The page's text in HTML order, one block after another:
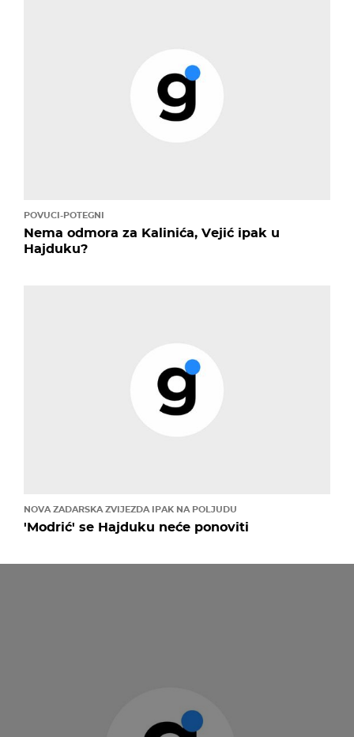
POVUCI-POTEGNI
Nema odmora za Kalinića, Vejić ipak u
Hajduku?
NOVA ZADARSKA ZVIJEZDA IPAK NA POLJUDU
'Modrić' se Hajduku neće ponoviti